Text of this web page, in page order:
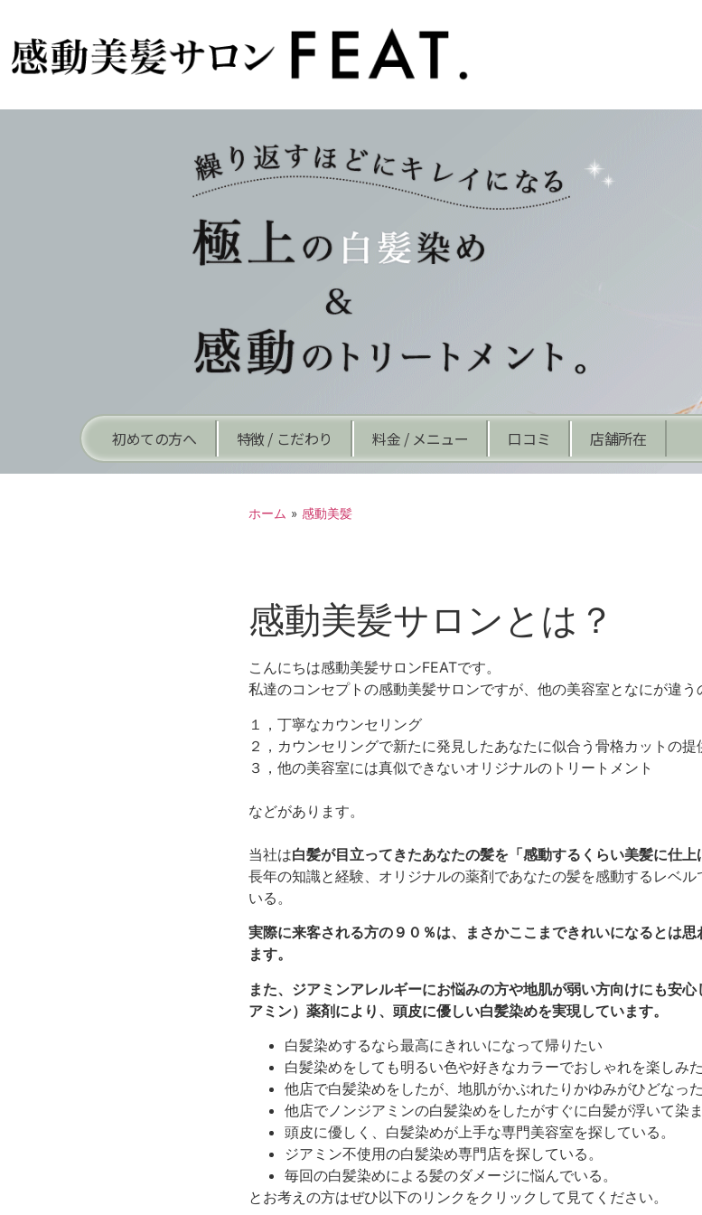
初めての方へ 特徴 / こだわり 料金 / メニュー 口コミ 店舗所在
ホーム » 感動美髪
感動美髪サロンとは？
こんにちは感動美髪サロンFEATです。
私達のコンセプトの感動美髪サロンですが、他の美容室となにが違う
１，丁寧なカウンセリング
２，カウンセリングで新たに発見したあなたに似合う骨格カットの提
３，他の美容室には真似できないオリジナルのトリートメント
などがあります。
当社は白髪が目立ってきたあなたの髪を「感動するくらい美髪に仕上
長年の知識と経験、オリジナルの薬剤であなたの髪を感動するレベ
いる。
実際に来客される方の９０％は、まさかここまできれいになるとは
ます。
また、ジアミンアレルギーにお悩みの方や地肌が弱い方向けにも安
アミン）薬剤により、頭皮に優しい白髪染めを実現しています。
白髪染めするなら最高にきれいになって帰りたい
白髪染めをしても明るい色や好きなカラーでおしゃれを楽しみ
他店で白髪染めをしたが、地肌がかぶれたりかゆみがひどなった
他店でノンジアミンの白髪染めをしたがすぐに白髪が浮いて染ま
頭皮に優しく、白髪染めが上手な専門美容室を探している。
ジアミン不使用の白髪染め専門店を探している。
毎回の白髪染めによる髪のダメージに悩んでいる。
とお考えの方はぜひ以下のリンクをクリックして見てください。